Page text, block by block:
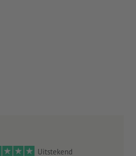
Uitstekend